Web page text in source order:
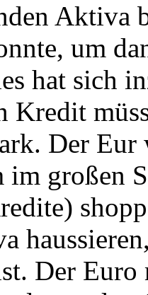
um
hat sich
Kredit
Der
im großen
Der Euro